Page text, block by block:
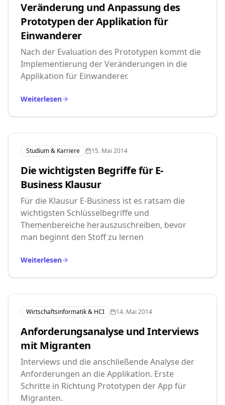
Veränderung und Anpassung des
Prototypen der Applikation für
Einwanderer
Nach der Evaluation des Prototypen kommt die
Implementierung der Veränderungen in die
Applikation für Einwanderer.
Weiterlesen
Studium & Karriere 15. Mai 2014
Die wichtigsten Begriffe für E-
Business Klausur
Für die Klausur E-Business ist es ratsam die
wichtigsten Schlüsselbegriffe und
Themenbereiche herauszuschreiben, bevor
man beginnt den Stoff zu lernen
Weiterlesen
Wirtschaftsinformatik & HCI 14. Mai 2014
Anforderungsanalyse und Interviews
mit Migranten
Interviews und die anschließende Analyse der
Anforderungen an die Applikation. Erste
Schritte in Richtung Prototypen der App für
Migranten.